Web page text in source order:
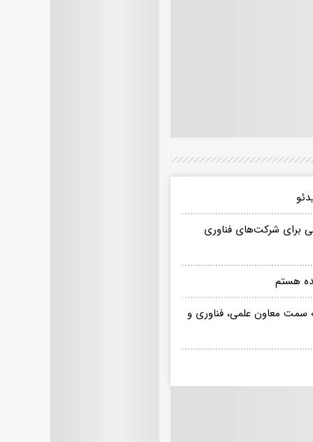
برای شرکت‌های فناوری
هستم
معاون علمی، فناوری و